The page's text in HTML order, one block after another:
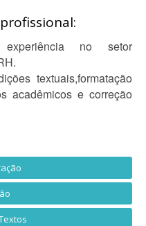
no setor
textuais,formatação
acadêmicos e correção